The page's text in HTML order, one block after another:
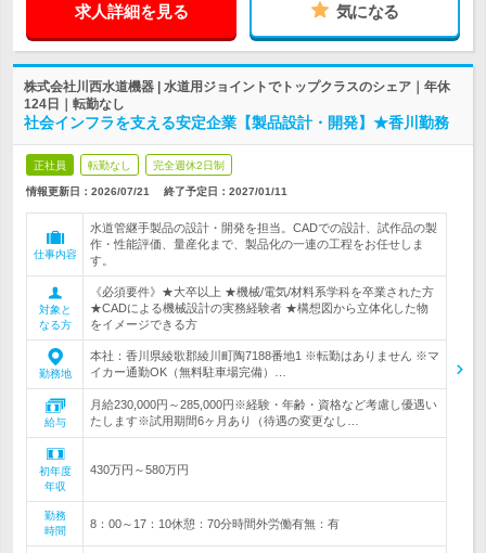
求人詳細を見る 気になる
株式会社川西水道機器 | 水道用ジョイントでトップクラスのシェア｜年休
124日｜転勤なし
社会インフラを支える安定企業【製品設計・開発】★香川勤務
正社員 転勤なし 完全週休2日制
情報更新日：2026/07/21 終了予定日： 2027/01/11
仕事内容
水道管継手製品の設計・開発を担当。CADでの設計、試作品の製
作・性能評価、量産化まで、製品化の一連の工程をお任せしま
す。
対象と
なる方
《必須要件》★大卒以上 ★機械/電気/材料系学科を卒業された方
★CADによる機械設計の実務経験者 ★構想図から立体化した物
をイメージできる方
勤務地
本社：香川県綾歌郡綾川町陶7188番地1 ※転勤はありません ※マ
イカー通勤OK（無料駐車場完備）…
給与
月給230,000円～285,000円※経験・年齢・資格など考慮し優遇い
たします※試用期間6ヶ月あり（待遇の変更なし…
初年度
年収
430万円～580万円
勤務
時間
8：00～17：10休憩：70分時間外労働有無：有